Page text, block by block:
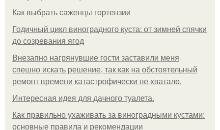
Как выбрать саженцы гортензии
Годичный цикл виноградного куста: от зимней спячки
до созревания ягод
Внезапно нагрянувшие гости заставили меня
спешно искать решение, так как на обстоятельный
ремонт времени катастрофически не хватало.
Интересная идея для дачного туалета.
Как правильно ухаживать за виноградными кустами:
основные правила и рекомендации